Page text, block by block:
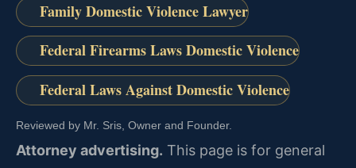
Family Domestic Violence Lawyer
Federal Firearms Laws Domestic Violence
Federal Laws Against Domestic Violence
Reviewed by Mr. Sris, Owner and Founder.
Attorney advertising. This page is for general